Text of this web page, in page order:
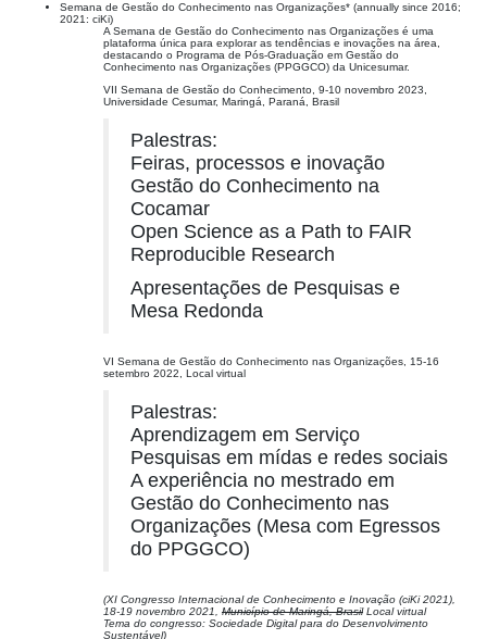
Semana de Gestão do Conhecimento nas Organizações* (annually since 2016;
2021: ciKi)
A Semana de Gestão do Conhecimento nas Organizações é uma
plataforma única para explorar as tendências e inovações na área,
destacando o Programa de Pós-Graduação em Gestão do
Conhecimento nas Organizações (PPGGCO) da Unicesumar.
VII Semana de Gestão do Conhecimento, 9-10 novembro 2023,
Universidade Cesumar, Maringá, Paraná, Brasil
Palestras:
Feiras, processos e inovação
Gestão do Conhecimento na
Cocamar
Open Science as a Path to FAIR
Reproducible Research
Apresentações de Pesquisas e
Mesa Redonda
VI Semana de Gestão do Conhecimento nas Organizações, 15-16
setembro 2022, Local virtual
Palestras:
Aprendizagem em Serviço
Pesquisas em mídas e redes sociais
A experiência no mestrado em
Gestão do Conhecimento nas
Organizações (Mesa com Egressos
do PPGGCO)
(XI Congresso Internacional de Conhecimento e Inovação (ciKi 2021),
18-19 novembro 2021, Município de Maringá, BrasilLocal virtual
Tema do congresso: Sociedade Digital para do Desenvolvimento
Sustentável)